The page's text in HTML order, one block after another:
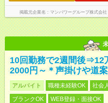
掲載元企業名 マンパワーグループ株式会
10回勤務で2週間後⇒12
2000円～＊声掛けや道
アルバイト 職種未経験OK 社会
ブランクOK
WEB登録・面接OK